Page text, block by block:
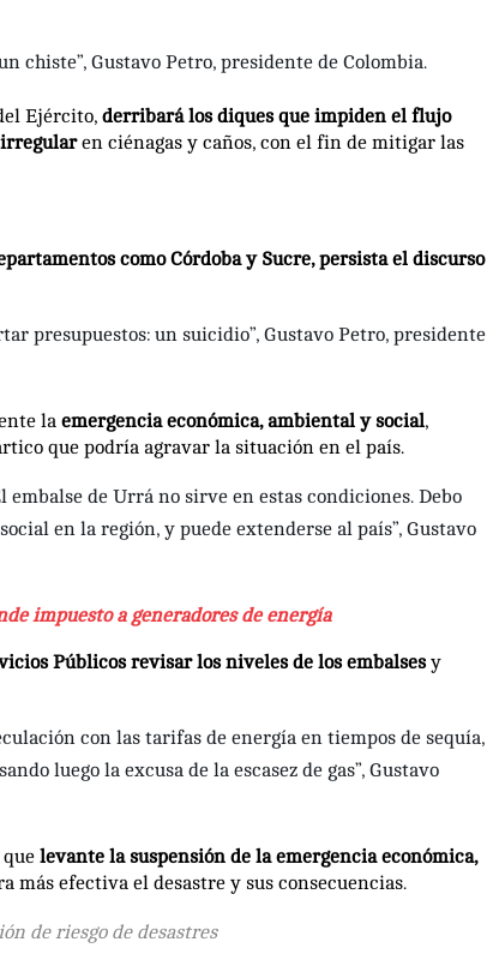
chiste”, Gustavo Petro, presidente de Colombia.
Ejército, derribará los diques que impiden el flujo
en ciénagas y caños, con el fin de mitigar las
como Córdoba y Sucre, persista el discurso
presupuestos: un suicidio”, Gustavo Petro, presidente
la emergencia económica, ambiental y social,
que podría agravar la situación en el país.
de Urrá no sirve en estas condiciones. Debo
en la región, y puede extenderse al país”, Gustavo
impuesto a generadores de energía
Públicos revisar los niveles de los embalsesy
con las tarifas de energía en tiempos de sequía,
luego la excusa de la escasez de gas”, Gustavo
levante la suspensión de la emergencia económica,
efectiva el desastre y sus consecuencias.
de riesgo de desastres